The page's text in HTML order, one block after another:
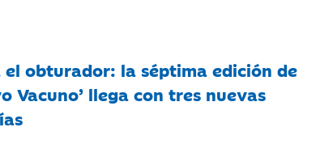
el obturador: la séptima edición de
Vacuno’ llega con tres nuevas